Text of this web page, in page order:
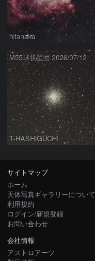
hltanaka
M55球状星団 2026/07/12
T-HASHIGUCHI
サイトマップ
ホーム
天体写真ギャラリーについて
利用規約
ログイン/新規登録
お問い合わせ
会社情報
アストロアーツ